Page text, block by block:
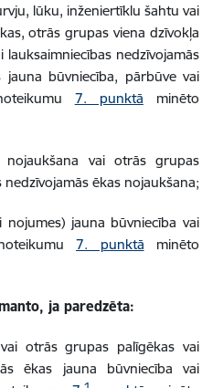
lūku, inženiertīklu šahtu vai
otrās grupas viena dzīvokļa
lauksaimniecības nedzīvojamās
jauna būvniecība, pārbūve vai
7. punktā minēto
vai otrās grupas
ēkas nojaukšana;
nojumes) jauna būvniecība vai
7. punktā minēto
ja paredzēta:
otrās grupas palīgēkas vai
ēkas jauna būvniecība vai